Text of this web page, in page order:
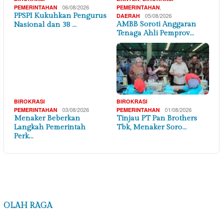
PEMERINTAHAN
06/08/2026
PPSPI Kukuhkan Pengurus
Nasional dan 38 …
PEMERINTAHAN
DAERAH 05/08/2026
AMBB Soroti Anggaran
Tenaga Ahli Pemprov…
BIROKRASI
PEMERINTAHAN
03/08/2026
Menaker Beberkan
Langkah Pemerintah
Perk…
BIROKRASI
PEMERINTAHAN
01/08/2026
Tinjau PT Pan Brothers
Tbk, Menaker Soro…
OLAH RAGA